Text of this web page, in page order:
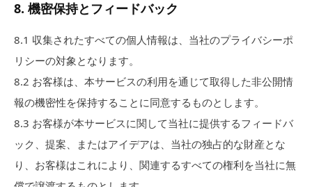
8. 機密保持とフィードバック
8.1 収集されたすべての個人情報は、当社のプライバシーポ
リシーの対象となります。
8.2 お客様は、本サービスの利用を通じて取得した非公開情
報の機密性を保持することに同意するものとします。
8.3 お客様が本サービスに関して当社に提供するフィードバ
ック、提案、またはアイデアは、当社の独占的な財産とな
り、お客様はこれにより、関連するすべての権利を当社に無